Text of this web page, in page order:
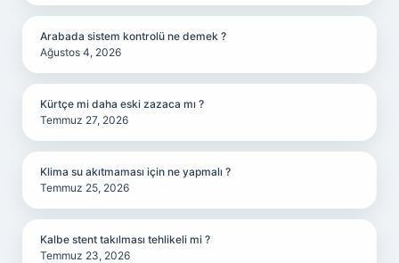
Arabada sistem kontrolü ne demek ?
Ağustos 4, 2026
Kürtçe mi daha eski zazaca mı ?
Temmuz 27, 2026
Klima su akıtmaması için ne yapmalı ?
Temmuz 25, 2026
Kalbe stent takılması tehlikeli mi ?
Temmuz 23, 2026